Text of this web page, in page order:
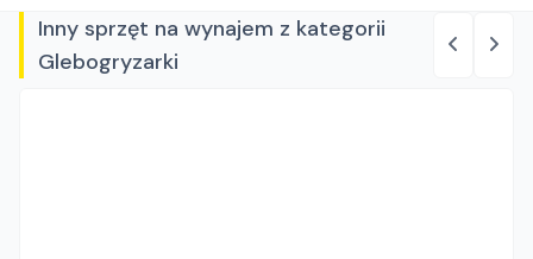
Inny sprzęt na wynajem z kategorii
Glebogryzarki